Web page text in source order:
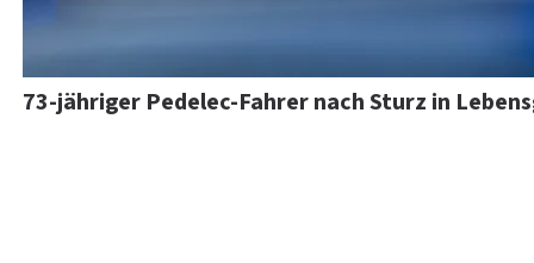
73-jähriger Pedelec-Fahrer nach Sturz in